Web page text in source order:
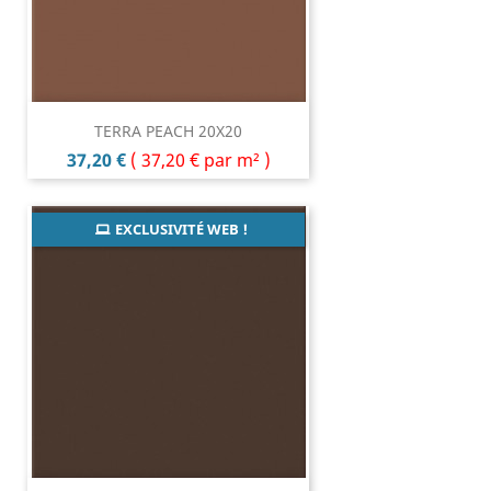
TERRA PEACH 20X20
Prix
37,20 € ( 37,20 € par m² )
EXCLUSIVITÉ WEB !